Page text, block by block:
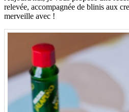
relevée, accompagnée de blinis aux
merveille avec !